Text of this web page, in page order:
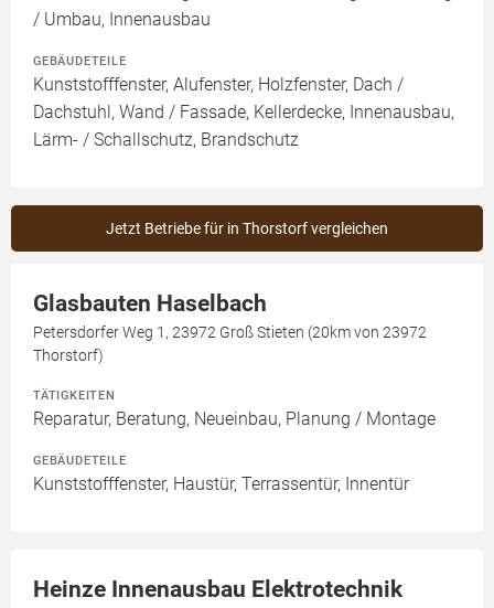
/ Umbau, Innenausbau
GEBÄUDETEILE
Kunststofffenster, Alufenster, Holzfenster, Dach /
Dachstuhl, Wand / Fassade, Kellerdecke, Innenausbau,
Lärm- / Schallschutz, Brandschutz
Jetzt Betriebe für in Thorstorf vergleichen
Glasbauten Haselbach
Petersdorfer Weg 1, 23972 Groß Stieten (20km von 23972
Thorstorf)
TÄTIGKEITEN
Reparatur, Beratung, Neueinbau, Planung / Montage
GEBÄUDETEILE
Kunststofffenster, Haustür, Terrassentür, Innentür
Heinze Innenausbau Elektrotechnik